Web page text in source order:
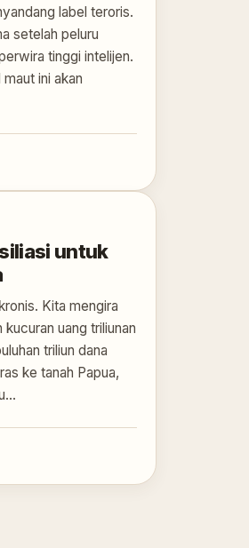
label teroris.
setelah peluru
tinggi intelijen.
ini akan
untuk
Kita mengira
uang triliunan
triliun dana
ke tanah Papua,